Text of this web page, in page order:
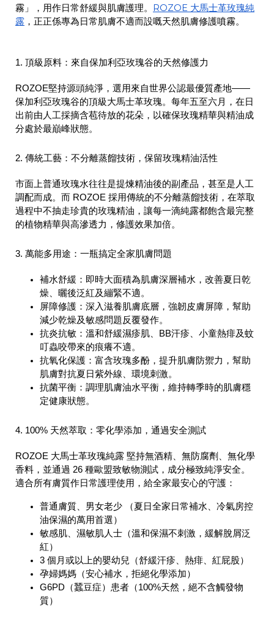
霧」，用作日常舒緩與肌膚護理。 ROZOE 大馬士革玫瑰純
露 ，正正係專為日常肌膚不適而設嘅天然肌膚修護噴霧。
1. 頂級原料：來自保加利亞玫瑰谷的天然修護力
ROZOE堅持源頭純淨，選用來自世界公認最優質產地——
保加利亞玫瑰谷的頂級大馬士革玫瑰。每年五至六月，在日
出前由人工採摘含苞待放的花朵，以確保玫瑰精華與精油成
分處於最巔峰狀態。
2. 傳統工藝：不分離蒸餾技術，保留玫瑰精油活性
市面上普通玫瑰水往往是提煉精油後的副產品，甚至是人工
調配而成。而 ROZOE 採用傳統的不分離蒸餾技術，在萃取
過程中不抽走珍貴的玫瑰精油，讓每一滴純露都飽含最完整
的植物精華與高滲透力，修護效果加倍。
3. 萬能多用途：一瓶搞定全家肌膚問題
補水舒緩：即時大面積為肌膚深層補水，改善夏日乾
燥、曬後泛紅及繃緊不適。
屏障修護：深入滋養肌膚底層，強韌皮膚屏障，幫助
減少乾燥及敏感問題反覆發作。
抗炎抗敏：溫和舒緩濕疹肌、BB汗疹、小童熱痱及蚊
叮蟲咬帶來的痕癢不適。
抗氧化保護：富含玫瑰多酚，提升肌膚防禦力，幫助
肌膚對抗夏日紫外線、環境刺激。
抗菌平衡：調理肌膚油水平衡，維持轉季時的肌膚穩
定健康狀態。
4. 100% 天然萃取：零化學添加，通過安全測試
ROZOE 大馬士革玫瑰純露 堅持無酒精、無防腐劑、無化學
香料，並通過 26 種歐盟致敏物測試，成分極致純淨安全。
適合所有膚質作日常護理使用，給全家最安心的守護：
普通膚質、男女老少 （夏日全家日常補水、冷氣房控
油保濕的萬用首選）
敏感肌、濕敏肌人士（溫和保濕不刺激，緩解脫屑泛
紅）
3 個月或以上的嬰幼兒（舒緩汗疹、熱痱、紅屁股）
孕婦媽媽（安心補水，拒絕化學添加）
G6PD（蠶豆症）患者（100%天然，絕不含觸發物
質）